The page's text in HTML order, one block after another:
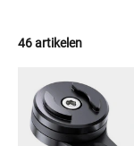
46 artikelen